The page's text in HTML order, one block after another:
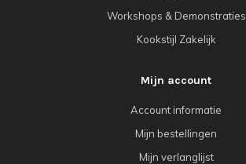
Workshops & Demonstraties
Kookstijl Zakelijk
Mijn account
Account informatie
Mijn bestellingen
Mijn verlanglijst